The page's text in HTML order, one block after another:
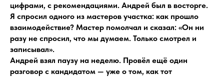
цифрами, с рекомендациями. Андрей был в восторге.
Я спросил одного из мастеров участка: как прошло
взаимодействие? Мастер помолчал и сказал: «Он ни
разу не спросил, что мы думаем. Только смотрел и
записывал».
Андрей взял паузу на неделю. Провёл ещё один
разговор с кандидатом — уже о том, как тот